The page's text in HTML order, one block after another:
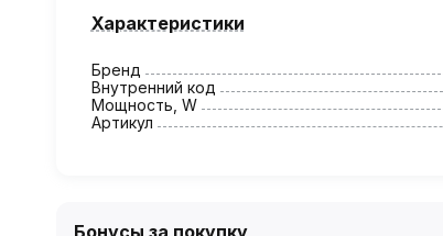
Характеристики
Бренд
Внутренний код
Мощность, W
Артикул
Бонусы за покупку